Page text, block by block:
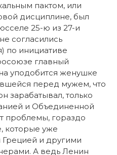
пактом, или
дисциплине, был
25-ю из 27-и
согласились
по инициативе
главный
уподобится женушке
перед мужем, что
зарабатывал, только
и Объединенной
проблемы, гораздо
которые уже
и другими
А ведь Ленин